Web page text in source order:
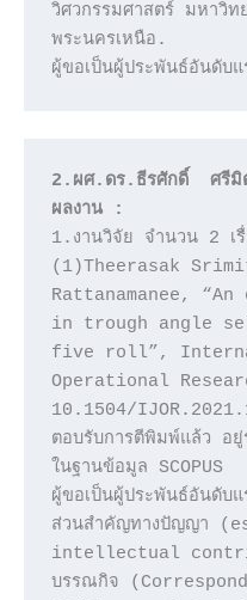
วิศวกรรมศาสตร์ มหาวิท
พระนครเหนือ.
ผู้ขอเป็นผู้ประพันธ์อัน
2.ผศ.ดร.ธีรศักดิ์  ศรีมิ
ผลงาน :
1.งานวิจัย จำนวน 2 เ
(1)Theerasak
Rattanamanee,
in trough angle
five roll”,
Operational
10.1504/
ตอบรับการตีพิมพ์แล้ว อ
ในฐานข้อมูล SCOPUS
ผู้ขอเป็นผู้ประพันธ์อัน
ส่วนสำคัญทางปัญญา
intellectual
บรรณกิจ